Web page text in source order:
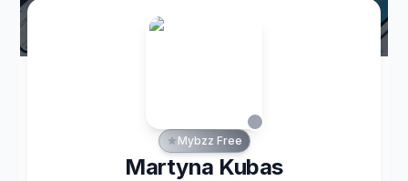
Mybzz Free
Martyna Kubas